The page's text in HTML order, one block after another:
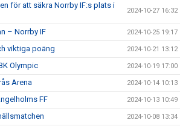
för att säkra Norrby IF:s plats i
2024-10-27 16:32
– Norrby IF 2024-10-25 19:17
viktiga poäng 2024-10-21 13:12
Olympic 2024-10-19 17:00
Arena 2024-10-14 10:13
FF 2024-10-13 10:49
2024-10-08 13:34